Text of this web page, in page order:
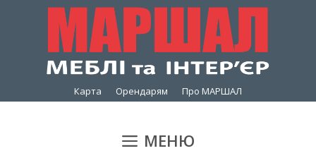
Перейти
Карта Орендарям Про МАРШАЛ
МЕНЮ